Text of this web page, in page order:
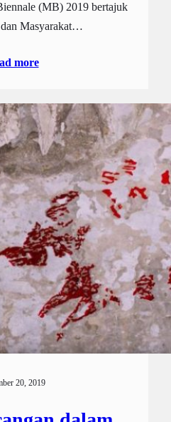
(MB) 2019 bertajuk
Masyarakat…
more
20, 2019